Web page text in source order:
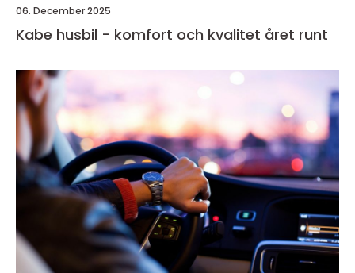
06. December 2025
Kabe husbil - komfort och kvalitet året runt